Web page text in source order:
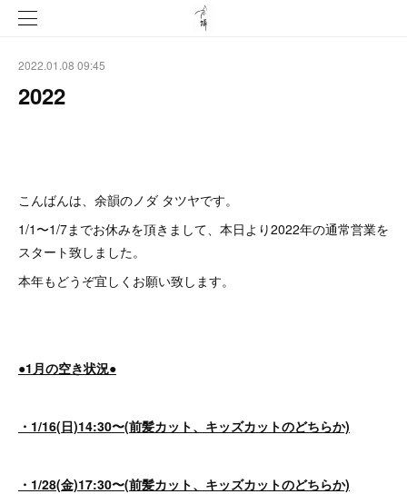
2022.01.08 09:45
2022
こんばんは、余韻のノダ タツヤです。
1/1〜1/7までお休みを頂きまして、本日より2022年の通常営業を
スタート致しました。
本年もどうぞ宜しくお願い致します。
●1月の空き状況●
・1/16(日)14:30〜(前髪カット、キッズカットのどちらか)
・1/28(金)17:30〜(前髪カット、キッズカットのどちらか)